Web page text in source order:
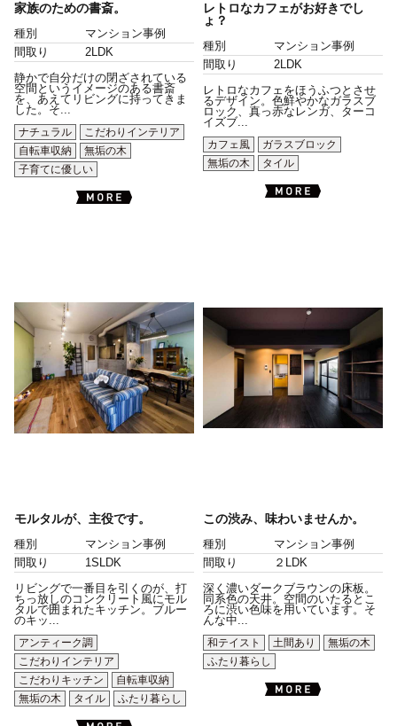
家族のための書斎。
種別
マンション事例
間取り
2LDK
静かで自分だけの閉ざされている
空間というイメージのある書斎
を、あえてリビングに持ってきま
した。そ...
ナチュラル
こだわりインテリア
自転車収納
無垢の木
子育てに優しい
レトロなカフェがお好きでし
ょ？
種別
マンション事例
間取り
2LDK
レトロなカフェをほうふつとさせ
るデザイン。色鮮やかなガラスブ
ロック、真っ赤なレンガ、ターコ
イズブ...
カフェ風
ガラスブロック
無垢の木
タイル
モルタルが、主役です。
種別
マンション事例
間取り
1SLDK
リビングで一番目を引くのが、打
ちっ放しのコンクリート風にモル
タルで囲まれたキッチン。ブルー
のキッ...
アンティーク調
こだわりインテリア
こだわりキッチン
自転車収納
無垢の木
タイル ふたり暮らし
この渋み、味わいませんか。
種別
マンション事例
間取り
２LDK
深く濃いダークブラウンの床板。
同系色の天井。空間のいたるとこ
ろに渋い色味を用いています。そ
んな中...
和テイスト
土間あり
無垢の木
ふたり暮らし